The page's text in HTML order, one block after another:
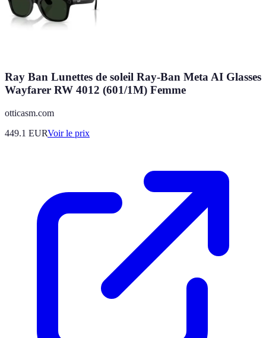
Ray Ban Lunettes de soleil Ray-Ban Meta AI Glasses
Wayfarer RW 4012 (601/1M) Femme
otticasm.com
449.1 EURVoir le prix